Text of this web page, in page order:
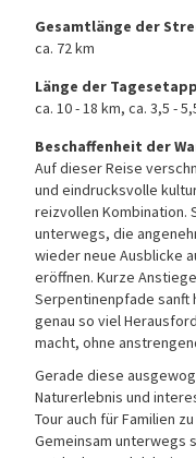
Gesamtlänge der
ca. 72 km
Länge der
ca. 10 - 18 km, ca. 3,5 -
Beschaffenheit der
Auf dieser Reise
und eindrucksvolle
reizvollen Kombination.
unterwegs, die
wieder neue Ausblicke
eröffnen. Kurze
Serpentinenpfade sanft
genau so viel
macht, ohne
Gerade diese
Naturerlebnis und
Tour auch für Familien
Gemeinsam unterwegs